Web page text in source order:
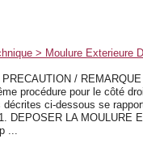
> Moulure Exterieure
/ REMARQUE
procédure pour le côté
décrites ci-dessous se
DEPOSER LA MOULURE
...